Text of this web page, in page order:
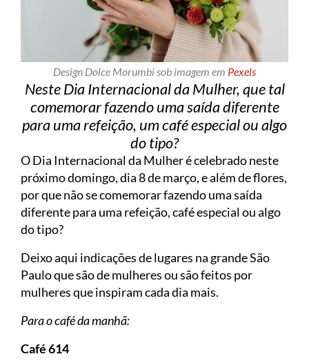
Design Dolce Morumbi sob imagem em Pexels
Neste Dia Internacional da Mulher, que tal
comemorar fazendo uma saída diferente
para uma refeição, um café especial ou algo
do tipo?
O Dia Internacional da Mulher é celebrado neste
próximo domingo, dia 8 de março, e além de flores,
por que não se comemorar fazendo uma saída
diferente para uma refeição, café especial ou algo
do tipo?
Deixo aqui indicações de lugares na grande São
Paulo que são de mulheres ou são feitos por
mulheres que inspiram cada dia mais.
Para o café da manhã:
Café 614